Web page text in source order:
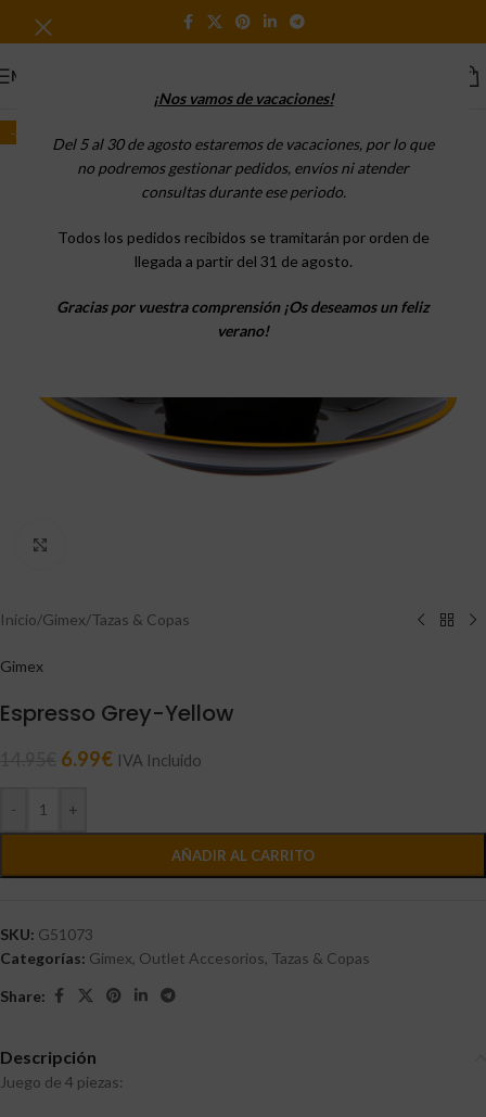
¡Nos vamos de vacaciones!
Del 5 al 30 de agosto estaremos de vacaciones, por lo que
no podremos gestionar pedidos, envíos ni atender
consultas durante ese periodo.
Todos los pedidos recibidos se tramitarán por orden de
llegada a partir del 31 de agosto.
Gracias por vuestra comprensión ¡Os deseamos un feliz
verano!
MENU
-53%
Inicio/Gimex/Tazas & Copas
Gimex
Espresso Grey-Yellow
6.99€ IVA Incluido
- +
AÑADIR AL CARRITO
SKU: G51073
Categorías: Gimex, Outlet Accesorios, Tazas & Copas
Share:
Descripción
Juego de 4 piezas: